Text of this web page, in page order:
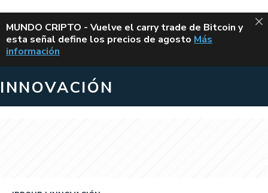
ALERTA
MUNDO CRIPTO - Vuelve el carry trade de Bitcoin y
esta señal define los precios de agosto VUELVE EL
Más
información
INNOVACIÓN